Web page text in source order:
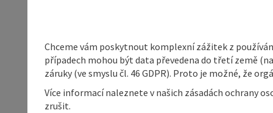
Chceme vám poskytnout komplexní zážitek z
případech mohou být data převedena do třetí země
záruky (ve smyslu čl. 46 GDPR). Proto je možné, že
Více informací naleznete v našich zásadách ochrany
zrušit.